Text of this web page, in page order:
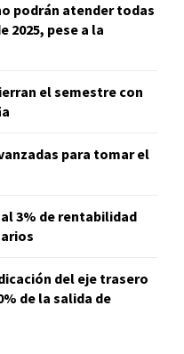
podrán atender todas
2025, pese a la
el semestre con
para tomar el
3% de rentabilidad
del eje trasero
de la salida de